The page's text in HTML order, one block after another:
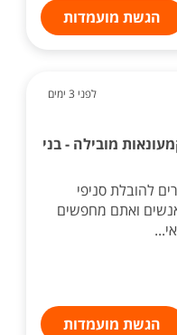
הגשת מועמדות
לפני 3 ימים
מובילה - בני
להובלת סניפי
ואתם מחפשים
הגשת מועמדות